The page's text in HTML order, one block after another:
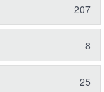
207
8
25